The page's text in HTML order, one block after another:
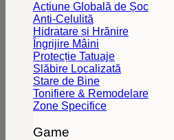
Acțiune Globală de Șoc
Anti-Celulită
Hidratare și Hrănire
Îngrijire Mâini
Protecție Tatuaje
Slăbire Localizată
Stare de Bine
Tonifiere & Remodelare
Zone Specifice
Game